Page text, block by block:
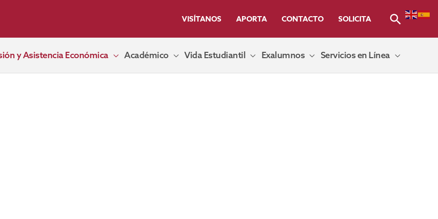
VISÍTANOS APORTA CONTACTO SOLICITA Buscar
y Asistencia Económica Académico Vida Estudiantil Exalumnos Servicios en Línea